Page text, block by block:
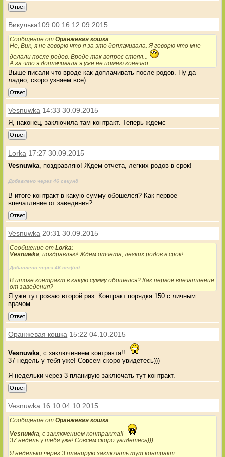
Ответ
Викулька109 00:16 12.09.2015
Сообщение отОранжевая кошка:
Не, Вик, я не говорю что я за это доплачивала. Я говорю что мне
делали после родов. Вроде так вопрос стоял...
А за что я доплачивала я уже не помню конечно..
Выше писали что вроде как доплачивать после родов. Ну да
ладно, скоро узнаем все)
Ответ
Vesnuwka 14:33 30.09.2015
Я, наконец, заключила там контракт. Теперь ждемс
Ответ
Lorka 17:27 30.09.2015
Vesnuwka , поздравляю! Ждем отчета, легких родов в срок!
Добавлено через 46 секунд
В итоге контракт в какую сумму обошелся? Как первое
впечатление от заведения?
Ответ
Vesnuwka 20:31 30.09.2015
Сообщение отLorka:
Vesnuwka , поздравляю! Ждем отчета, легких родов в срок!
Добавлено через 46 секунд
В итоге контракт в какую сумму обошелся? Как первое впечатление
от заведения?
Я уже тут рожаю второй раз. Контракт порядка 150 с личным
врачом
Ответ
Оранжевая кошка 15:22 04.10.2015
Vesnuwka , с заключением контракта!!
37 недель у тебя уже! Совсем скоро увидетесь)))
Я недельки через 3 планирую заключать тут контракт.
Ответ
Vesnuwka 16:10 04.10.2015
Сообщение отОранжевая кошка:
Vesnuwka , с заключением контракта!!
37 недель у тебя уже! Совсем скоро увидетесь)))
Я недельки через 3 планирую заключать тут контракт.